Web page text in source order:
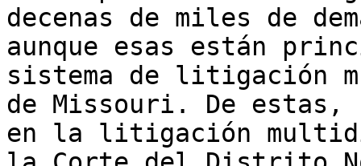
decenas de miles de
aunque esas están
sistema de litigación
de Missouri. De estas,
en la litigación